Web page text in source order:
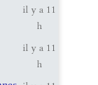
il y a 11
h
il y a 11
h